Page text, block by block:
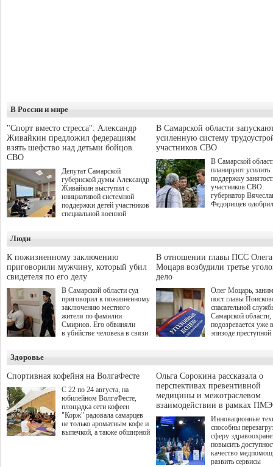
В России и мире
"Спорт вместо стресса": Александр
Живайкин предложил федерациям
взять шефство над детьми бойцов
СВО
Депутат Самарской
губернской думы Александр
Живайкин выступил с
инициативой системной
поддержки детей участников
специальной военной
"Помощь фронту и семьям
участников СВО", которая
прошла в Отрадном 7
августа.
В Самарской области
усиленную систему
участников СВО
В Самарской
планируют усилить
поддержку
участников СВО:
губернатор
Федорищев
на трудоустройство
спокойную
мирной жизни.
Люди
К пожизненному заключению
приговорили мужчину, который убил
свидетеля по его делу
В Самарской области суд
приговорил к пожизненному
заключению местного
жителя по фамилии
Смирнов. Его обвиняли
в убийстве человека в связи
В отношении главы ПСС Олега
Моцаря возбудили третье
дело
Олег Моцарь,
пост главы
спасательной
Самарской области,
подозревается уже
эпизоде преступной
а сам он
Здоровье
Спортивная кофейня на ВолгаФесте
С 22 по 24 августа, на
юбилейном ВолгаФесте,
площадка сети кофеен
"Корж" радовала самарцев
не только ароматным кофе и
выпечкой, а также обширной
Ольга Сорокина рассказала о
перспективах превентивной
медицины и межотраслевом
взаимодействии в рамках
Инновационные
способны
сферу
повысить
качество
развить сервисы